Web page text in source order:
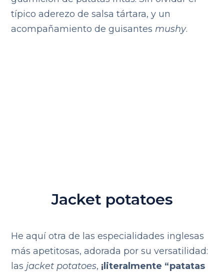
típico aderezo de salsa tártara, y un
acompañamiento de guisantes mushy.
Jacket potatoes
He aquí otra de las especialidades inglesas
más apetitosas, adorada por su versatilidad:
las jacket potatoes, ¡literalmente “patatas